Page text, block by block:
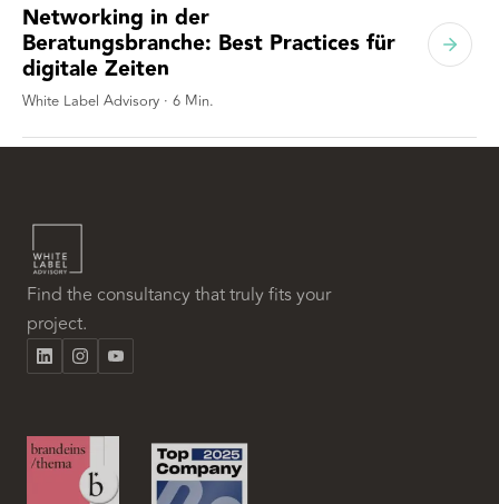
Networking in der
Beratungsbranche: Best Practices für
digitale Zeiten
White Label Advisory · 6 Min.
Find the consultancy that truly fits your
project.